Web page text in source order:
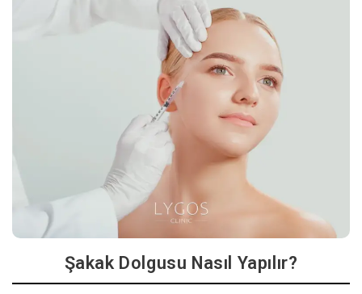
Şakak Dolgusu Nasıl Yapılır?